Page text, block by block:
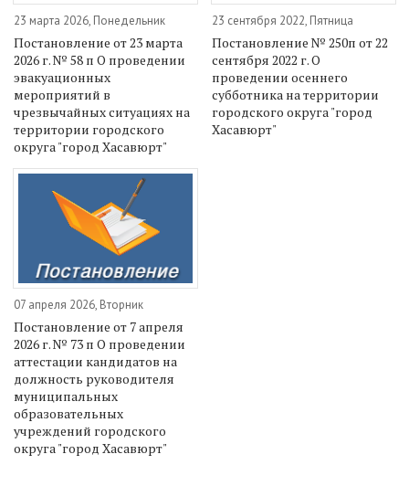
23 марта 2026, Понедельник
Постановление от 23 марта
2026 г. № 58 п О проведении
эвакуационных
мероприятий в
чрезвычайных ситуациях на
территории городского
округа "город Хасавюрт"
23 сентября 2022, Пятница
Постановление № 250п от 22
сентября 2022 г. О
проведении осеннего
субботника на территории
городского округа "город
Хасавюрт"
07 апреля 2026, Вторник
Постановление от 7 апреля
2026 г. № 73 п О проведении
аттестации кандидатов на
должность руководителя
муниципальных
образовательных
учреждений городского
округа "город Хасавюрт"